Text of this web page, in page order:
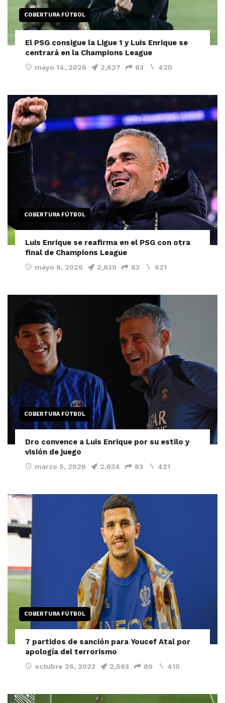
COBERTURA FÚTBOL
El PSG consigue la Ligue 1 y Luis Enrique se
centrará en la Champions League
mayo 14, 2026 2,627 83 420
COBERTURA FÚTBOL
Luis Enrique se reafirma en el PSG con otra
final de Champions League
mayo 8, 2026 2,630 83 421
COBERTURA FÚTBOL
Dro convence a Luis Enrique por su estilo y
visión de juego
marzo 5, 2026 2,634 83 421
COBERTURA FÚTBOL
7 partidos de sanción para Youcef Atal por
apología del terrorismo
octubre 26, 2023 2,563 80 410